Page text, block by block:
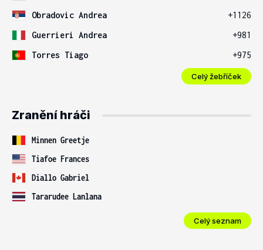
Obradovic Andrea
+1126
Guerrieri Andrea
+981
Torres Tiago
+975
Celý žebříček
Zranění hráči
Minnen Greetje
Tiafoe Frances
Diallo Gabriel
Tararudee Lanlana
Celý seznam